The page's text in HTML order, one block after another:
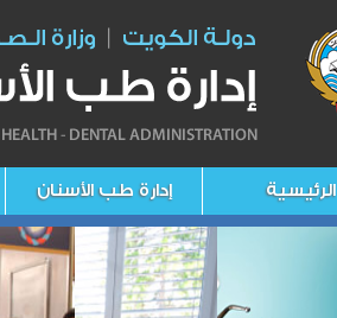
الرئيسية إدارة طب الأسنان